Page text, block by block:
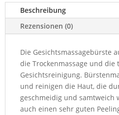
Beschreibung
Rezensionen (0)
Die Gesichtsmassagebürste
die Trockenmassage und die
Gesichtsreinigung.
und reinigen die Haut, die
geschmeidig und samtweich
auch einen sehr guten